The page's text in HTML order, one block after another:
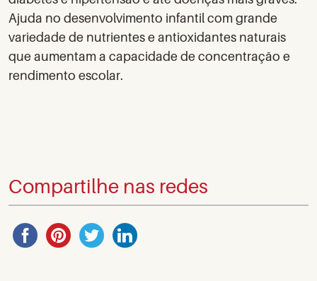
Ajuda no desenvolvimento infantil com grande
variedade de nutrientes e​ antioxidantes naturais
que aumentam a capacidade de concentração e
rendimento escolar.
Compartilhe nas redes